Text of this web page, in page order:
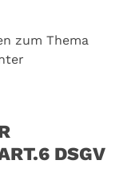
zum Thema
DSGV